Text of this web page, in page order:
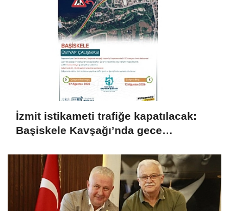
İzmit istikameti trafiğe kapatılacak:
Başiskele Kavşağı’nda gece